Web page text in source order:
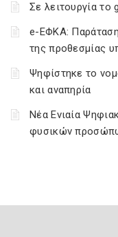
Σε λειτουργία το
e-ΕΦΚΑ:
της προθεσμίας
Ψηφίστηκε το
και αναπηρία
Νέα Ενιαία
φυσικών